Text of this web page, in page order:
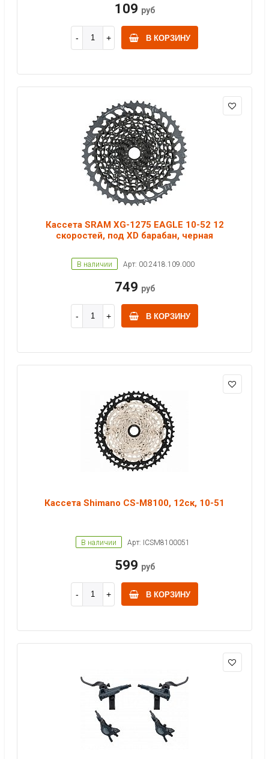
109 руб
В КОРЗИНУ
Кассета SRAM XG-1275 EAGLE 10-52 12
скоростей, под XD барабан, черная
В наличии Арт: 00.2418.109.000
749 руб
В КОРЗИНУ
Кассета Shimano CS-M8100, 12ск, 10-51
В наличии Арт: ICSM8100051
599 руб
В КОРЗИНУ